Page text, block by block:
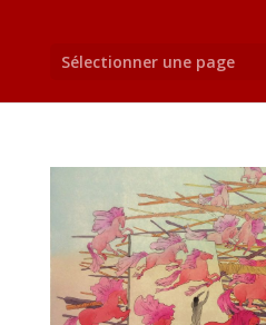
Sélectionner une page